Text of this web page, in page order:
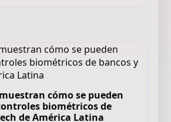
muestran cómo se pueden
biométricos de
de América Latina